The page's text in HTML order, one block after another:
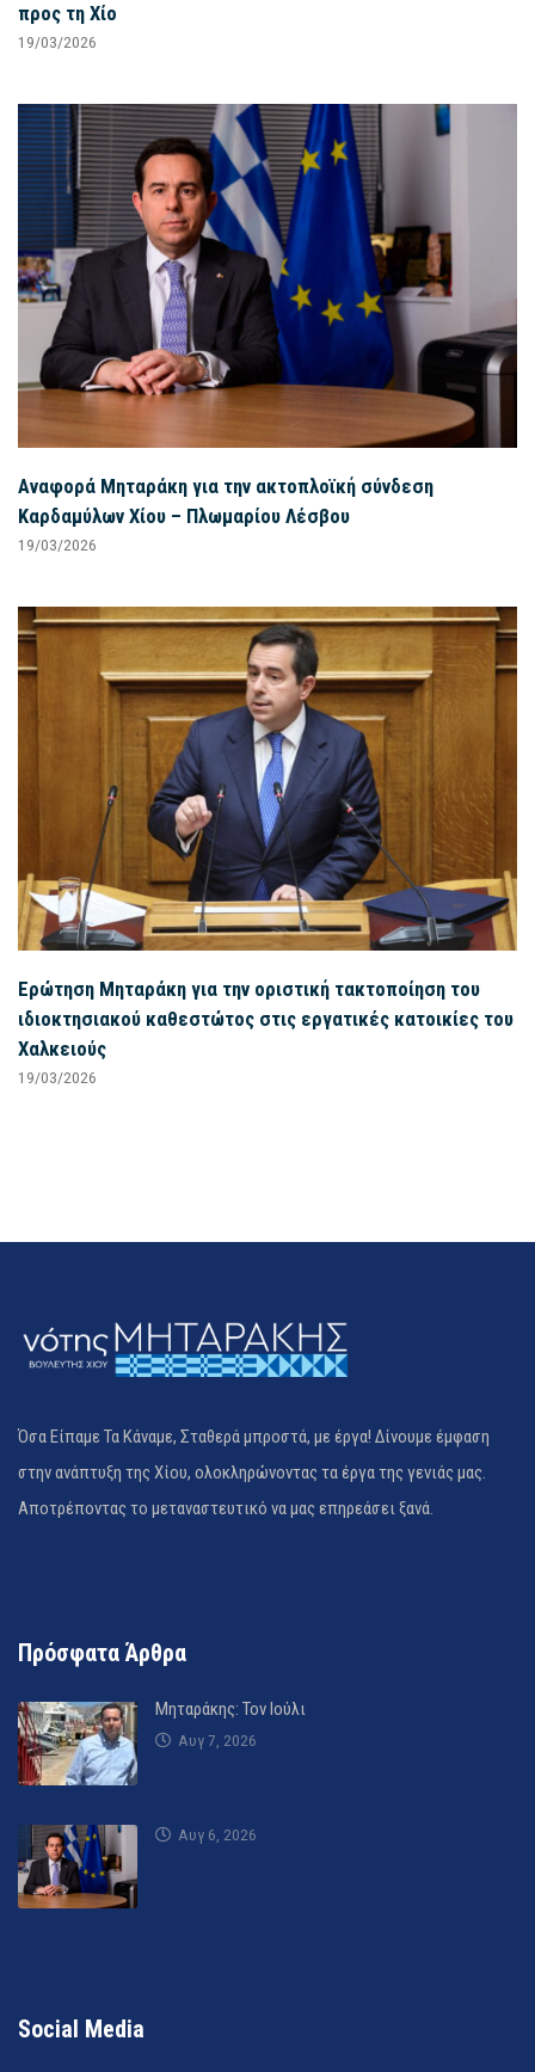
προς τη Χίο
19/03/2026
Αναφορά Μηταράκη για την ακτοπλοϊκή σύνδεση
Καρδαμύλων Χίου – Πλωμαρίου Λέσβου
19/03/2026
Ερώτηση Μηταράκη για την οριστική τακτοποίηση του
ιδιοκτησιακού καθεστώτος στις εργατικές κατοικίες του
Χαλκειούς
19/03/2026
Όσα Είπαμε Τα Κάναμε, Σταθερά μπροστά, με έργα! Δίνουμε έμφαση
στην ανάπτυξη της Χίου, ολοκληρώνοντας τα έργα της γενιάς μας.
Αποτρέποντας το μεταναστευτικό να μας επηρεάσει ξανά.
Πρόσφατα Άρθρα
Μηταράκης: Τον Ιούλι
Αυγ 7, 2026
Αυγ 6, 2026
Social Media